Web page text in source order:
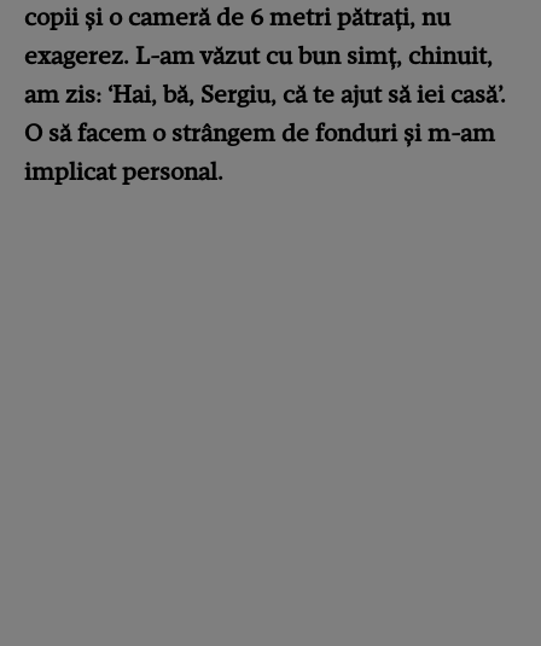
copii și o cameră de 6 metri pătrați, nu
exagerez. L-am văzut cu bun simț, chinuit,
am zis: ‘Hai, bă, Sergiu, că te ajut să iei casă’.
O să facem o strângem de fonduri și m-am
implicat personal.